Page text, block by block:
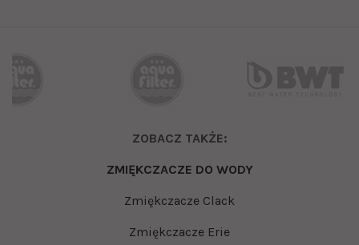
ZOBACZ TAKŻE:
ZMIĘKCZACZE DO WODY
Zmiękczacze Clack
Zmiękczacze Erie